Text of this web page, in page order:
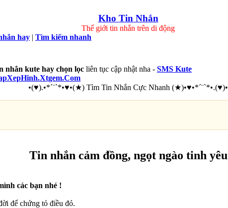
Kho Tin Nhắn
Thế giới tin nhắn trên di động
hay | Tìm kiếm nhanh
nhắn kute hay chọn lọc liên tục cập nhật nha - SMS Kute
•(♥).•*´¨`*•♥•(★) Tìm Tin Nhắn Cực Nhanh (★)•♥•*´¨`*•.(♥)•
Tin nhắn cảm đồng, ngọt ngào tinh yêu
các bạn nhé !
để chứng tỏ điều đó.